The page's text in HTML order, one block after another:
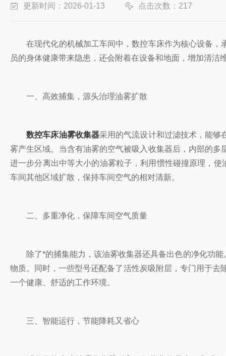
更新时间：2026-01-13 点击次数：217
在现代化的机械加工车间中，数控车床作为核心设备，
员的身体健康带来隐患，还会附着在设备和地面，增加清
一、高效捕集，源头治理油雾扩散
数控车床油雾收集器采用的气流设计和过滤技术，能够
雾产生区域。当含有油雾的空气被吸入收集器后，内部的
进一步分离出中等大小的油雾粒子，利用惯性碰撞原理，
车间其他区域扩散，保持车间空气的相对清新。
二、多重净化，保障车间空气质量
除了*的捕集能力，该油雾收集器还具备出色的净化功能
物质。同时，一些型号还配备了活性炭吸附层，专门用于
一个健康、舒适的工作环境。
三、智能运行，节能降耗又省心